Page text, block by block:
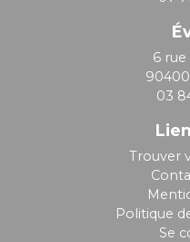
6 rue
03
Trouver
Politique
Se